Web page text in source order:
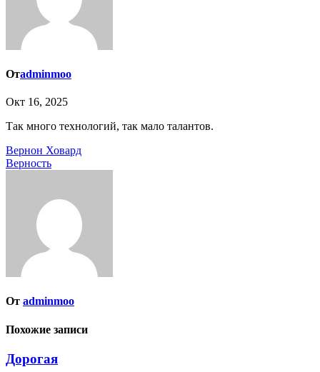
Отadminmoo
Окт 16, 2025
Так много технологий, так мало талантов.
Навигация
по
Вернон Ховард
Верность
От adminmoo
Похожие записи
Дорогая